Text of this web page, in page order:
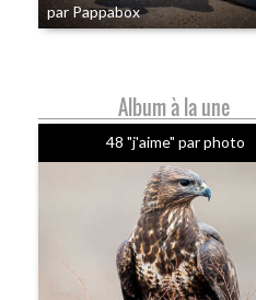
par Pappabox
Album à la une
48 "j'aime" par photo